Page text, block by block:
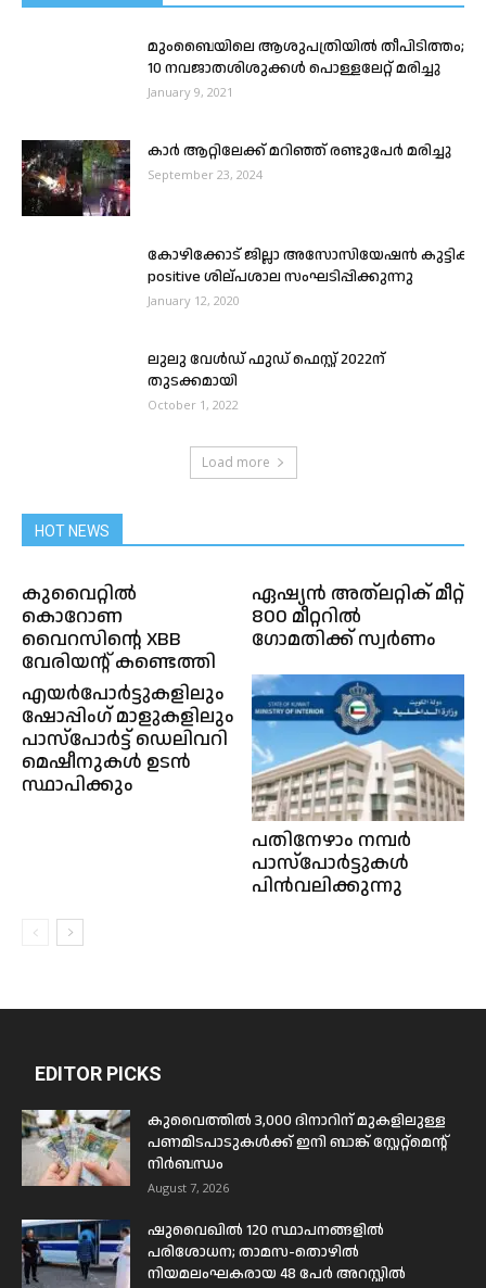
മുംബൈയിലെ ആശുപത്രിയിൽ തീപിടിത്തം;
10 നവജാതശിശുക്കൾ പൊള്ളലേറ്റ് മരിച്ചു
January 9, 2021
കാർ ആറ്റിലേക്ക് മറിഞ്ഞ് രണ്ടുപേർ മരിച്ചു
September 23, 2024
കോഴിക്കോട് ജില്ലാ അസോസിയേഷൻ
positive ശില്പശാല സംഘടിപ്പിക്കുന്നു
January 12, 2020
ലുലു വേൾഡ് ഫുഡ് ഫെസ്റ്റ് 2022ന്
തുടക്കമായി
October 1, 2022
Load more
HOT NEWS
കുവൈറ്റിൽ
കൊറോണ
വൈറസിൻ്റെ XBB
വേരിയന്റ് കണ്ടെത്തി
ഏഷ്യൻ അത്‌ലറ്റിക് മീറ്റ്
800 മീറ്ററിൽ
ഗോമതിക്ക് സ്വർണം
എയർപോർട്ടുകളിലും
ഷോപ്പിംഗ് മാളുകളിലും
പാസ്‌പോർട്ട് ഡെലിവറി
മെഷീനുകൾ ഉടൻ
സ്ഥാപിക്കും
പതിനേഴാം നമ്പർ
പാസ്പോർട്ടുകൾ
പിൻവലിക്കുന്നു
EDITOR PICKS
കുവൈത്തിൽ 3,000 ദിനാറിന് മുകളിലുള്ള
പണമിടപാടുകൾക്ക് ഇനി ബാങ്ക് സ്റ്റേറ്റ്മെന്റ്
നിർബന്ധം
August 7, 2026
ഷുവൈഖിൽ 120 സ്ഥാപനങ്ങളിൽ
പരിശോധന; താമസ-തൊഴിൽ
നിയമലംഘകരായ 48 പേർ അറസ്റ്റിൽ